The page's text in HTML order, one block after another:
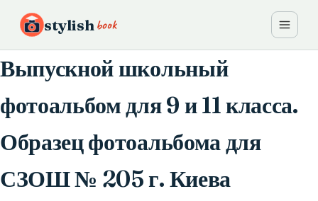
stylishbook
Выпускной школьный
фотоальбом для 9 и 11 класса.
Образец фотоальбома для
СЗОШ № 205 г. Киева